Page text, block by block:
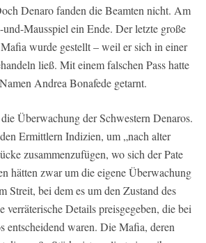
Denaro fanden die Beamten nicht. Am
Mausspiel ein Ende. Der letzte große
wurde gestellt – weil er sich in einer
ließ. Mit einem falschen Pass hatte
Andrea Bonafede getarnt.
Überwachung der Schwestern Denaros.
Ermittlern Indizien, um „nach alter
zusammenzufügen, wo sich der Pate
hätten zwar um die eigene Überwachung
Streit, bei dem es um den Zustand des
verräterische Details preisgegeben, die bei
entscheidend waren. Die Mafia, deren